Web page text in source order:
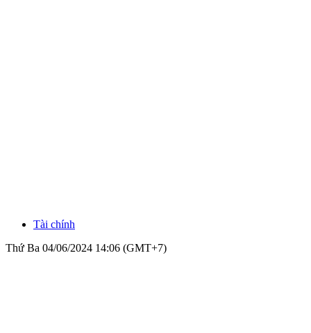
Tài chính
Thứ Ba 04/06/2024 14:06 (GMT+7)